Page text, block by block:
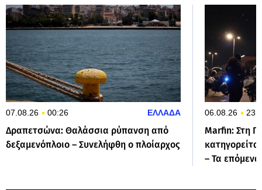
07.08.26 00:26 ΕΛΛΑΔΑ
Δραπετσώνα: Θαλάσσια ρύπανση από
δεξαμενόπλοιο – Συνελήφθη ο πλοίαρχος
06.08.26
Marfin: Στη
– Τα